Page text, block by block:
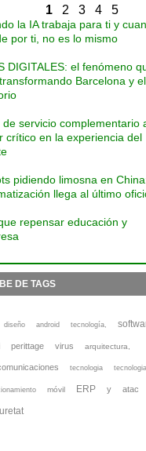
1 2 3 4 5
la IA trabaja para ti y
por ti, no es lo mismo
DIGITALES: el fenómeno
Barcelona y el
de servicio complementario
crítico en la experiencia del
pidiendo limosna en
llega al último
repensar educación y
DE TAGS
diseño android tecnología,
perittage virus arquitectura,
tecnologia
móvil ERP y atac